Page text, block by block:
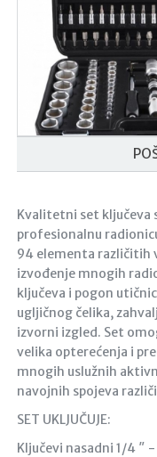
Kvalitetni set ključeva
profesionalnu
94 elementa različitih
izvođenje mnogih
ključeva i pogon
ugljičnog čelika,
izvorni izgled. Set
velika opterećenja i
mnogih uslužnih
navojnih spojeva
SET UKLJUČUJE:
Ključevi nasadni 1/4 ″ -